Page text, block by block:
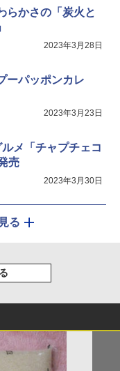
らかさの「炭火と
2023年3月28日
ーパッポンカレ
2023年3月23日
メ「チャプチェコ
売
2023年3月30日
る